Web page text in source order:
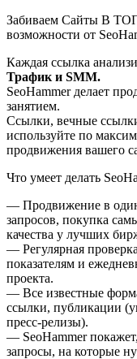
Забиваем Сайты В
возможности от
Каждая ссылка
Трафик и SMM.
SeoHammer делает
занятием.
Ссылки, вечные
используйте по
продвижения вашего
Что умеет делать
— Продвижение в
запросов, покупка
качества у лучших
— Регулярная
показателям и
проекта.
— Все известные
ссылки, публикации
пресс-релизы).
— SeoHammer
запросы, на которые